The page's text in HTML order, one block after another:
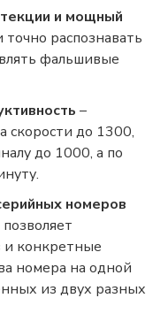
и мощный
распознавать
фальшивые
–
скорости до 1300,
до 1000, а по
номеров
и конкретные
номера на одной
из двух разных